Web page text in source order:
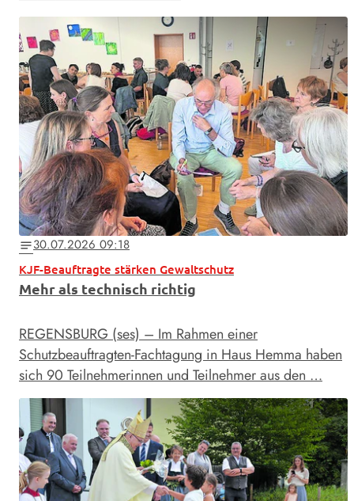
notes30.07.2026 09:18
KJF-Beauftragte stärken Gewaltschutz
Mehr als technisch richtig
REGENSBURG (ses) – Im Rahmen einer
Schutzbeauftragten-Fachtagung in Haus Hemma haben
sich 90 Teilnehmerinnen und Teilnehmer aus den …